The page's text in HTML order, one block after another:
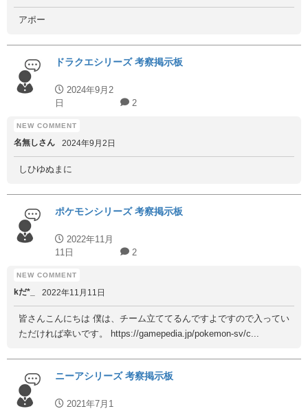
アポー
ドラクエシリーズ 考察掲示板
2024年9月2
日
2
名無しさん 2024年9月2日
しひゆぬまに
ポケモンシリーズ 考察掲示板
2022年11月
11日
2
kだ*_ 2022年11月11日
皆さんこんにちは 僕は、チーム立ててるんですよですので入ってい
ただければ幸いです。 https://gamepedia.jp/pokemon-sv/c...
ニーアシリーズ 考察掲示板
2021年7月1